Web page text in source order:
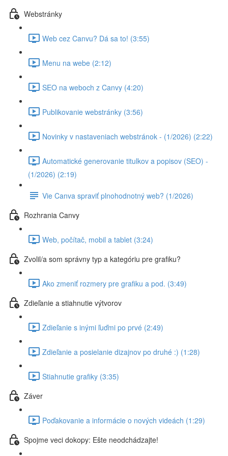
Webstránky
Web cez Canvu? Dá sa to! (3:55)
Menu na webe (2:12)
SEO na weboch z Canvy (4:20)
Publikovanie webstránky (3:56)
Novinky v nastaveniach webstránok - (1/2026) (2:22)
Automatické generovanie titulkov a popisov (SEO) -
(1/2026) (2:19)
Vie Canva spraviť plnohodnotný web? (1/2026)
Rozhrania Canvy
Web, počítač, mobil a tablet (3:24)
Zvolil/a som správny typ a kategóriu pre grafiku?
Ako zmeniť rozmery pre grafiku a pod. (3:49)
Zdieľanie a stiahnutie výtvorov
Zdieľanie s inými ľuďmi po prvé (2:49)
Zdieľanie a posielanie dizajnov po druhé :) (1:28)
Stiahnutie grafiky (3:35)
Záver
Poďakovanie a informácie o nových videách (1:29)
Spojme veci dokopy: Ešte neodchádzajte!